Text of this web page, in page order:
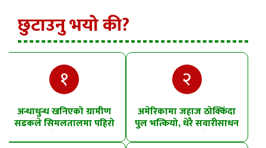
छुटाउनु भयो की?
१
अन्धाधुन्ध खनिएको ग्रामीण
सडकले सिमलतालमा पहिरो
खसेको शंका
२
अमेरिकामा जहाज ठोक्किँदा
पुल भत्कियो, धेरै सवारीसाधन
पानीमा खसे